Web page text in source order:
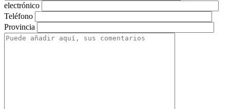
electrónico
Teléfono
Provincia